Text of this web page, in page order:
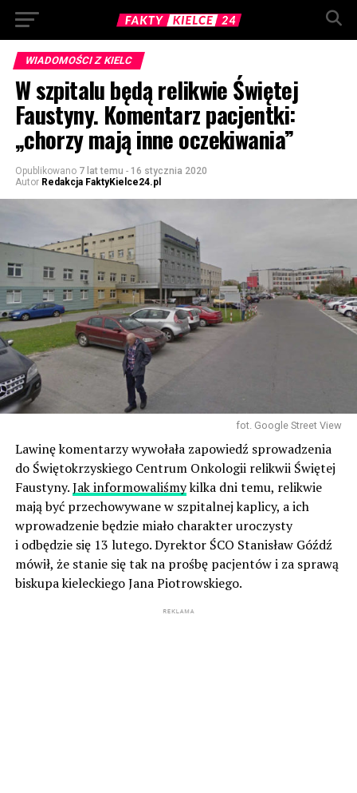
WIADOMOŚCI Z KIELC
W szpitalu będą relikwie Świętej
Faustyny. Komentarz pacjentki:
„chorzy mają inne oczekiwania”
Opublikowano 7 lat temu - 16 stycznia 2020
Autor Redakcja FaktyKielce24.pl
fot. Google Street View
Lawinę komentarzy wywołała zapowiedź sprowadzenia
do Świętokrzyskiego Centrum Onkologii relikwii Świętej
Faustyny.Jak informowaliśmykilka dni temu, relikwie
mają być przechowywane w szpitalnej kaplicy, a ich
wprowadzenie będzie miało charakter uroczysty
i odbędzie się 13 lutego. Dyrektor ŚCO Stanisław Góźdź
mówił, że stanie się tak na prośbę pacjentów i za sprawą
biskupa kieleckiego Jana Piotrowskiego.